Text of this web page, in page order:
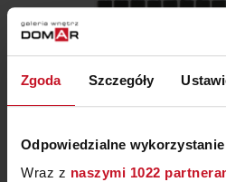
Zgoda Szczegóły
Odpowiedzialne
Wraz z naszymi 1022
MOZAIKA
237,56